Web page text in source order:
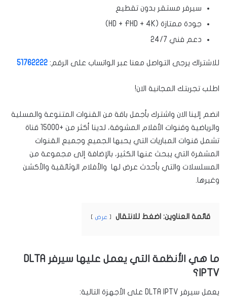
سيرفر مستقر بدون تقطيع
جودة ممتازة (HD + FHD + 4K)
دعم فني 24/7
للاشتراك يرجى التواصل معنا عبر الواتساب على الرقم: 51762222
اطلب تجربتك المجانية الان!
انضم إلينا الان واشترك بأجمل باقة من القنوات المتنوعة والمسلية
والرياضية وقنوات الأفلام المشوقة،
لدينا أكثر من +15000 قناة
تشمل قنوات المباريات التي يحبها الجميع وجميع القنوات
المشفرة التي يبحث عنها الكثير، بالإضافة إلى مجموعة من
المسلسلات والتي بأحدث عرض لها والأفلام الوثائقية والأكشن
وغيرها.
قائمة العناوين: اضغط للانتقال عرض
ما هي الأنظمة التي يعمل عليها سيرفر DLTA
IPTV؟
يعمل سيرفر DLTA IPTV على الأجهزة التالية: